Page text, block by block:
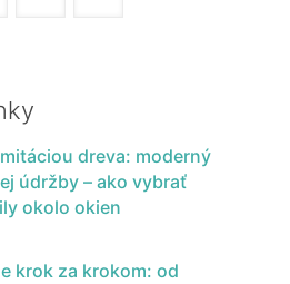
dreva: moderný
údržby – ako vybrať
okolo okien
krok za krokom: od